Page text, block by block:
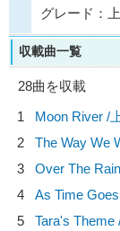
グレード：
収載曲一覧
28曲を収載
1
Moon River /
2
The Way We
3
Over The
4
As Time
5
Tara's Theme